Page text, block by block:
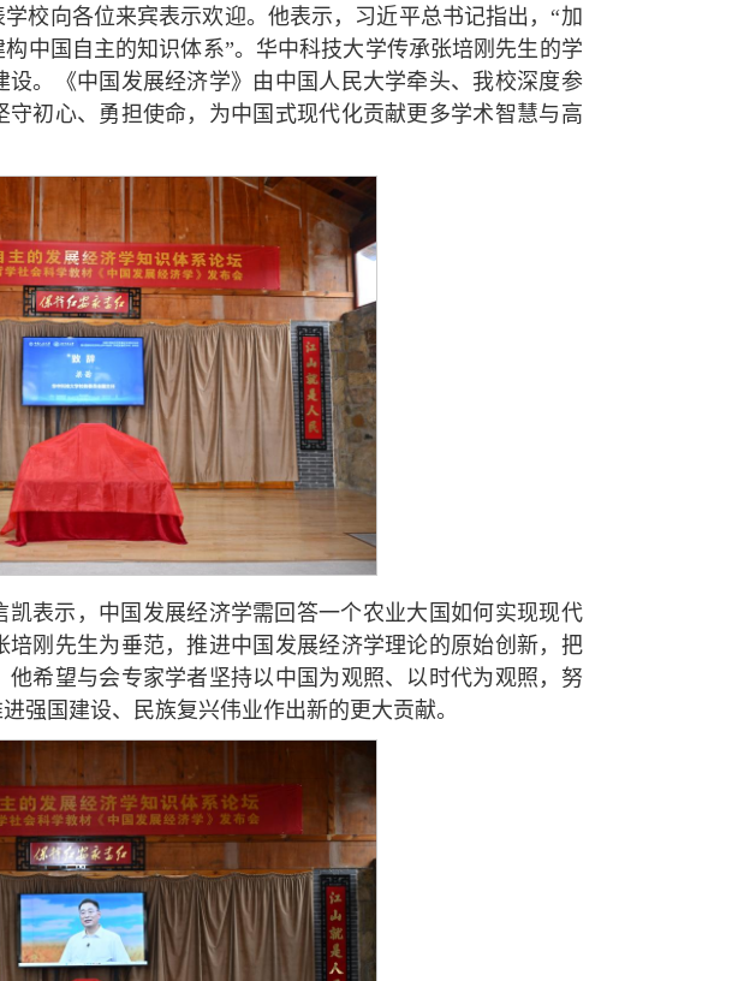
校向各位来宾表示欢迎。他表示，习近平总书记指出，“加
中国自主的知识体系”。华中科技大学传承张培刚先生的学
。《中国发展经济学》由中国人民大学牵头、我校深度参
初心、勇担使命，为中国式现代化贡献更多学术智慧与高
表示，中国发展经济学需回答一个农业大国如何实现现代
刚先生为垂范，推进中国发展经济学理论的原始创新，把
希望与会专家学者坚持以中国为观照、以时代为观照，努
强国建设、民族复兴伟业作出新的更大贡献。